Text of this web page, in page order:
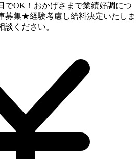
でOK！おかげさまで業績好調につ
募集★経験考慮し給料決定いたしま
ください。